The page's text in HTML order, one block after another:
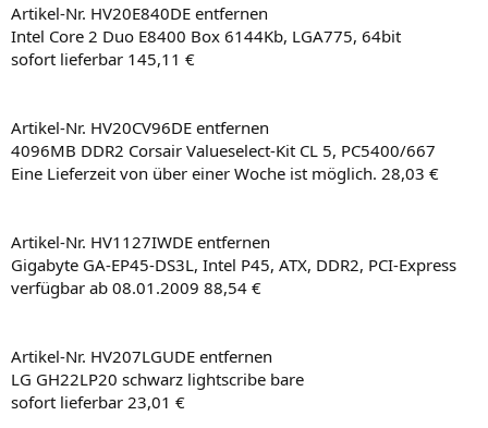
Artikel-Nr. HV20E840DE entfernen
Intel Core 2 Duo E8400 Box 6144Kb, LGA775, 64bit
sofort lieferbar 145,11 €
Artikel-Nr. HV20CV96DE entfernen
4096MB DDR2 Corsair Valueselect-Kit CL 5, PC5400/667
Eine Lieferzeit von über einer Woche ist möglich. 28,03 €
Artikel-Nr. HV1127IWDE entfernen
Gigabyte GA-EP45-DS3L, Intel P45, ATX, DDR2, PCI-Express
verfügbar ab 08.01.2009 88,54 €
Artikel-Nr. HV207LGUDE entfernen
LG GH22LP20 schwarz lightscribe bare
sofort lieferbar 23,01 €